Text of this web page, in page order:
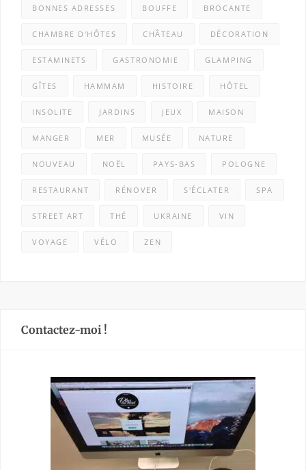
BONNES ADRESSES BOUFFE BROCANTE
CHAMBRE D'HÔTES CHÂTEAU DÉCORATION
ESTAMINETS GASTRONOMIE GLAMPING
GÎTES HAMMAM HISTOIRE HÔTEL
INSOLITE JARDINS JEUX MAISON
MANGER MER MUSÉE NATURE
NOUVEAU NOËL PAYS-BAS POLOGNE
RESTAURANT RÉNOVER S'ÉCLATER SPA
STREET ART THÉ UKRAINE VIN
VOYAGE VÉLO ZEN
Contactez-moi !